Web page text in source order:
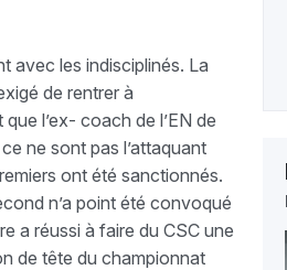
avec les indisciplinés. La
de rentrer à
l’ex- coach de l’EN de
ne sont pas l’attaquant
ont été sanctionnés.
n’a point été convoqué
a réussi à faire du CSC une
de tête du championnat